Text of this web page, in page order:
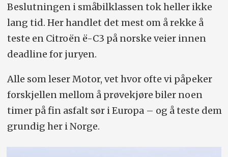
Beslutningen i småbilklassen tok heller ikke
lang tid. Her handlet det mest om å rekke å
teste en Citroën ë-C3 på norske veier innen
deadline for juryen.
Alle som leser Motor, vet hvor ofte vi påpeker
forskjellen mellom å prøvekjøre biler noen
timer på fin asfalt sør i Europa – og å teste dem
grundig her i Norge.